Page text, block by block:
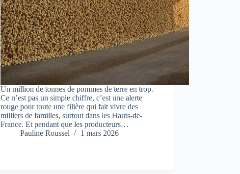
Un million de tonnes de pommes de terre en trop.
Ce n’est pas un simple chiffre, c’est une alerte
rouge pour toute une filière qui fait vivre des
milliers de familles, surtout dans les Hauts-de-
France. Et pendant que les producteurs…
Pauline Roussel
1 mars 2026